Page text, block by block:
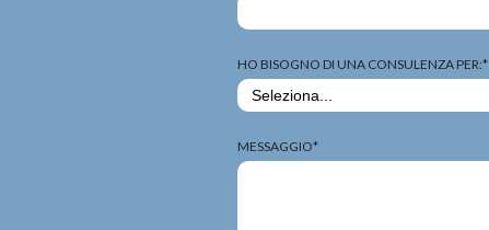
HO BISOGNO DI UNA CONSULENZA PER:*
MESSAGGIO*